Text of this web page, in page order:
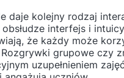
daje kolejny rodzaj
interfejs i
że każdy może
Rozgrywki grupowe czy
uzupełnieniem